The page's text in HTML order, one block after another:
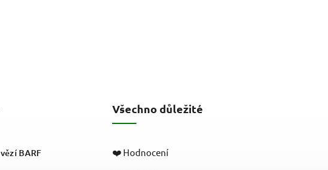
BARF
Všechno důležité
❤️ Hodnocení